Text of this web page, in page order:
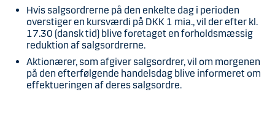
Hvis salgsordrerne på den enkelte dag i perioden
overstiger en kursværdi på DKK 1 mia., vil der efter kl.
17.30 (dansk tid) blive foretaget en forholdsmæssig
reduktion af salgsordrerne.
Aktionærer, som afgiver salgsordrer, vil om morgenen
på den efterfølgende handelsdag blive informeret om
effektueringen af deres salgsordre.